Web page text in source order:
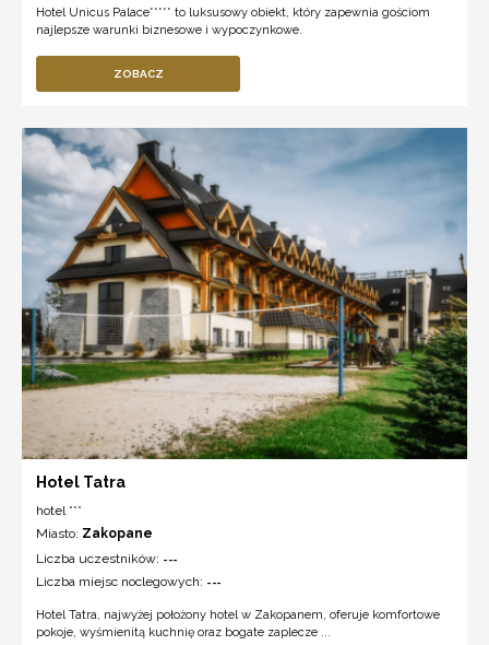
Hotel Unicus Palace***** to luksusowy obiekt, który zapewnia gościom
najlepsze warunki biznesowe i wypoczynkowe.
ZOBACZ
Hotel Tatra
hotel ***
Miasto: Zakopane
Liczba uczestników: ---
Liczba miejsc noclegowych: ---
Hotel Tatra, najwyżej położony hotel w Zakopanem, oferuje komfortowe
pokoje, wyśmienitą kuchnię oraz bogate zaplecze ...